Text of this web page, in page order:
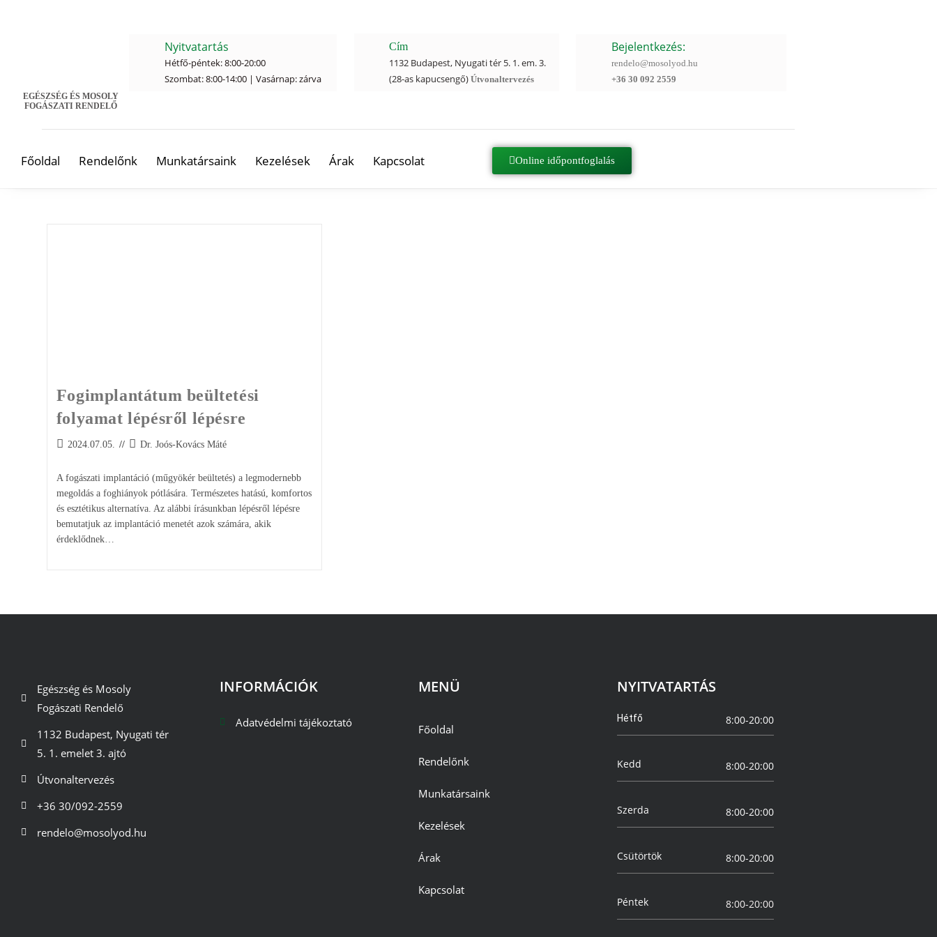
EGÉSZSÉG ÉS MOSOLY
FOGÁSZATI RENDELŐ
Nyitvatartás
Hétfő-péntek: 8:00-20:00
Szombat: 8:00-14:00 | Vasárnap: zárva
Cím
1132 Budapest, Nyugati tér 5. 1. em. 3.
(28-as kapucsengő)Útvonaltervezés
Bejelentkezés:
rendelo@mosolyod.hu
+36 30 092 2559
Főoldal Rendelőnk Munkatársaink Kezelések Árak Kapcsolat Online időpontfoglalás
Fogimplantátum beültetési
folyamat lépésről lépésre
2024.07.05. Dr. Joós-Kovács Máté
A fogászati implantáció (műgyökér beültetés) a legmodernebb
megoldás a foghiányok pótlására. Természetes hatású, komfortos
és esztétikus alternatíva. Az alábbi írásunkban lépésről lépésre
bemutatjuk az implantáció menetét azok számára, akik
érdeklődnek…
Egészség és Mosoly
Fogászati Rendelő
1132 Budapest, Nyugati tér
5. 1. emelet 3. ajtó
Útvonaltervezés
+36 30/092-2559
rendelo@mosolyod.hu
INFORMÁCIÓK
Adatvédelmi tájékoztató
MENÜ
Főoldal
Rendelőnk
Munkatársaink
Kezelések
Árak
Kapcsolat
NYITVATARTÁS
Hétfő 8:00-20:00
Kedd 8:00-20:00
Szerda 8:00-20:00
Csütörtök 8:00-20:00
Péntek 8:00-20:00